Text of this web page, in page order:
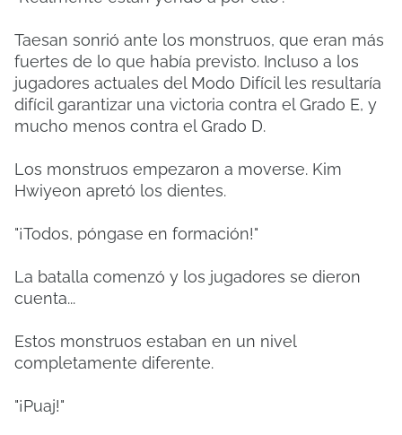
Taesan sonrió ante los monstruos, que eran más
fuertes de lo que había previsto. Incluso a los
jugadores actuales del Modo Difícil les resultaría
difícil garantizar una victoria contra el Grado E, y
mucho menos contra el Grado D.
Los monstruos empezaron a moverse. Kim
Hwiyeon apretó los dientes.
"¡Todos, póngase en formación!"
La batalla comenzó y los jugadores se dieron
cuenta...
Estos monstruos estaban en un nivel
completamente diferente.
"¡Puaj!"